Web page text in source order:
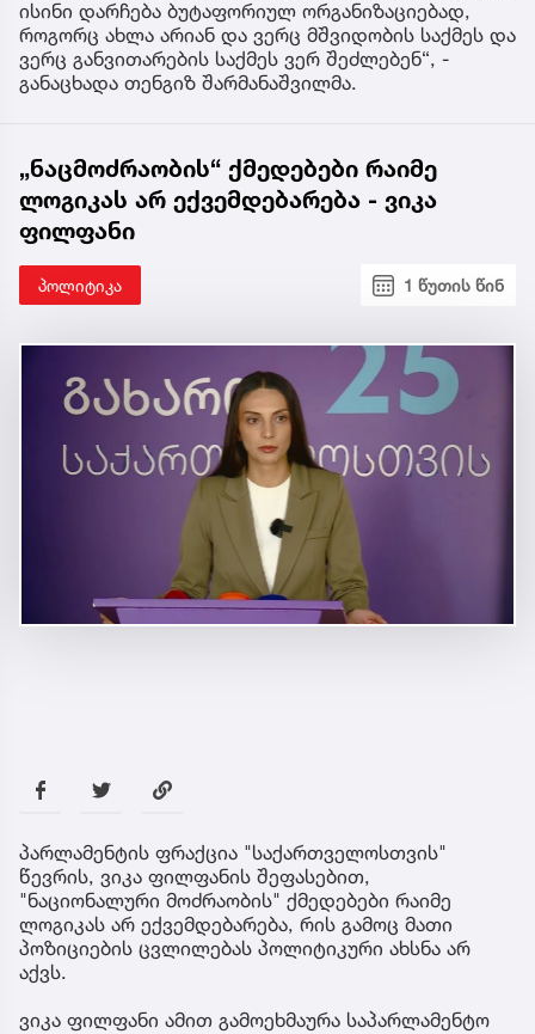
ისინი დარჩება ბუტაფორიულ ორგანიზაციებად,
როგორც ახლა არიან და ვერც მშვიდობის საქმეს და
ვერც განვითარების საქმეს ვერ შეძლებენ“, -
განაცხადა თენგიზ შარმანაშვილმა.
„ნაცმოძრაობის“ ქმედებები რაიმე
ლოგიკას არ ექვემდებარება - ვიკა
ფილფანი
პოლიტიკა 1 წუთის წინ
პარლამენტის ფრაქცია "საქართველოსთვის"
წევრის, ვიკა ფილფანის შეფასებით,
"ნაციონალური მოძრაობის" ქმედებები რაიმე
ლოგიკას არ ექვემდებარება, რის გამოც მათი
პოზიციების ცვლილებას პოლიტიკური ახსნა არ
აქვს.
ვიკა ფილფანი ამით გამოეხმაურა საპარლამენტო